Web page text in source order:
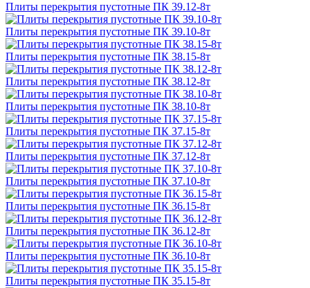
Плиты перекрытия пустотные ПК 39.12-8т
Плиты перекрытия пустотные ПК 39.10-8т
Плиты перекрытия пустотные ПК 38.15-8т
Плиты перекрытия пустотные ПК 38.12-8т
Плиты перекрытия пустотные ПК 38.10-8т
Плиты перекрытия пустотные ПК 37.15-8т
Плиты перекрытия пустотные ПК 37.12-8т
Плиты перекрытия пустотные ПК 37.10-8т
Плиты перекрытия пустотные ПК 36.15-8т
Плиты перекрытия пустотные ПК 36.12-8т
Плиты перекрытия пустотные ПК 36.10-8т
Плиты перекрытия пустотные ПК 35.15-8т